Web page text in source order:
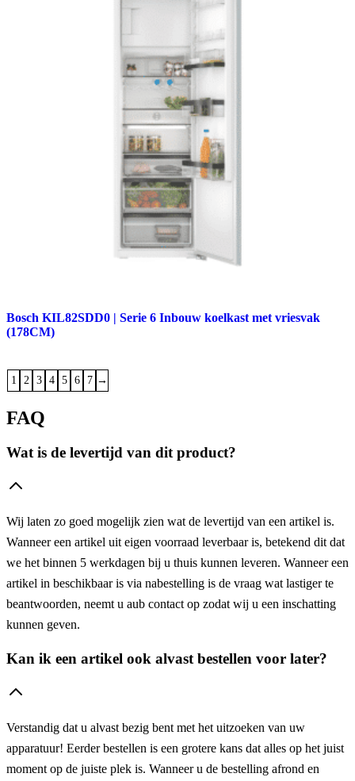
Bosch KIL82SDD0 | Serie 6 Inbouw koelkast met vriesvak
(178CM)
1 2 3 4 5 6 7 →
FAQ
Wat is de levertijd van dit product?
Wij laten zo goed mogelijk zien wat de levertijd van een artikel is.
Wanneer een artikel uit eigen voorraad leverbaar is, betekend dit dat
we het binnen 5 werkdagen bij u thuis kunnen leveren. Wanneer een
artikel in beschikbaar is via nabestelling is de vraag wat lastiger te
beantwoorden, neemt u aub contact op zodat wij u een inschatting
kunnen geven.
Kan ik een artikel ook alvast bestellen voor later?
Verstandig dat u alvast bezig bent met het uitzoeken van uw
apparatuur! Eerder bestellen is een grotere kans dat alles op het juist
moment op de juiste plek is. Wanneer u de bestelling afrond en